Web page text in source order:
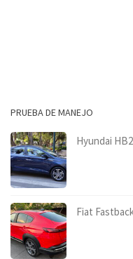
PRUEBA DE MANEJO
Hyundai
Fiat